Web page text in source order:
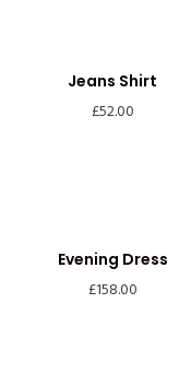
Jeans Shirt
£52.00
Evening Dress
£158.00